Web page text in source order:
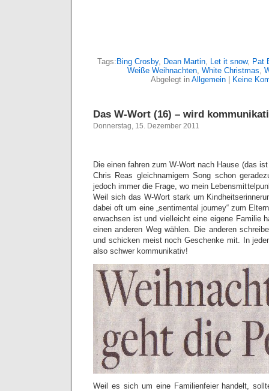
Tags: Bing Crosby, Dean Martin, Let it snow, Pat
Weiße Weihnachten, White Christmas,
Abgelegt in Allgemein Keine
Das W-Wort (16) – wird
Donnerstag, 15. Dezember 2011
Die einen fahren zum W-Wort nach Hause (das
Chris Reas gleichnamigem Song schon
jedoch immer die Frage, wo mein
Weil sich das W-Wort stark um
dabei oft um eine „sentimental journey“ zum
erwachsen ist und vielleicht eine eigene Familie
einen anderen Weg wählen. Die anderen
und schicken meist noch Geschenke mit. In
also schwer kommunikativ!
Weil es sich um eine Familienfeier handelt,